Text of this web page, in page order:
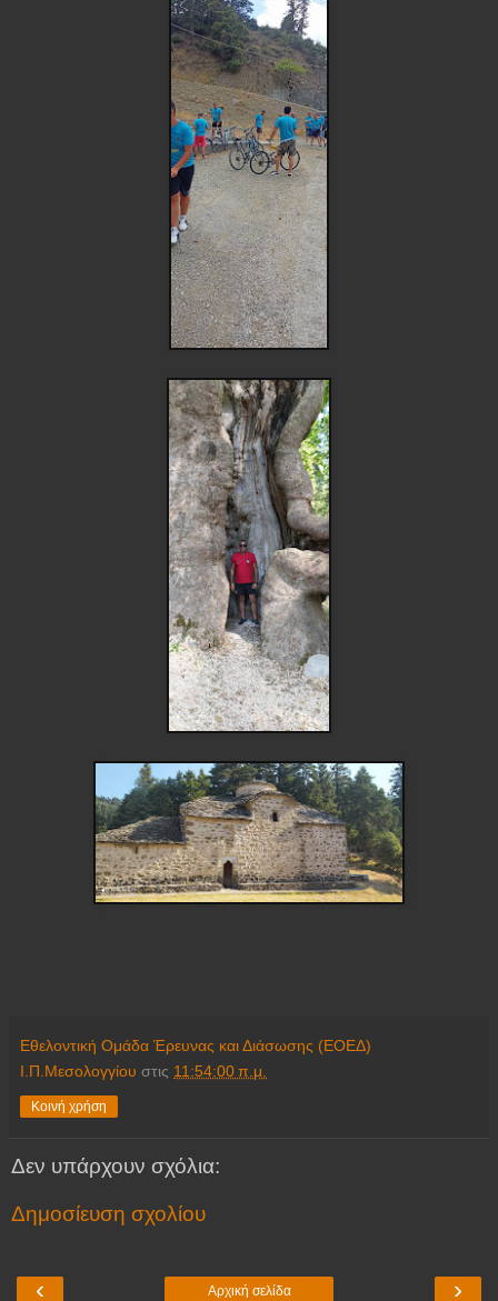
Εθελοντική Ομάδα Έρευνας και Διάσωσης (ΕΟΕΔ)
Ι.Π.Μεσολογγίου στις 11:54:00 π.μ.
Κοινή χρήση
Δεν υπάρχουν σχόλια:
Δημοσίευση σχολίου
‹ ›
Αρχική σελίδα